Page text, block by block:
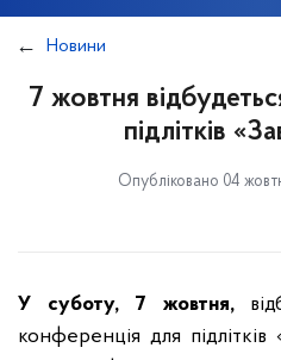
Новини
7 жовтня
підлітків
Опубліковано 04
У суботу, 7 жовтня,
конференція для